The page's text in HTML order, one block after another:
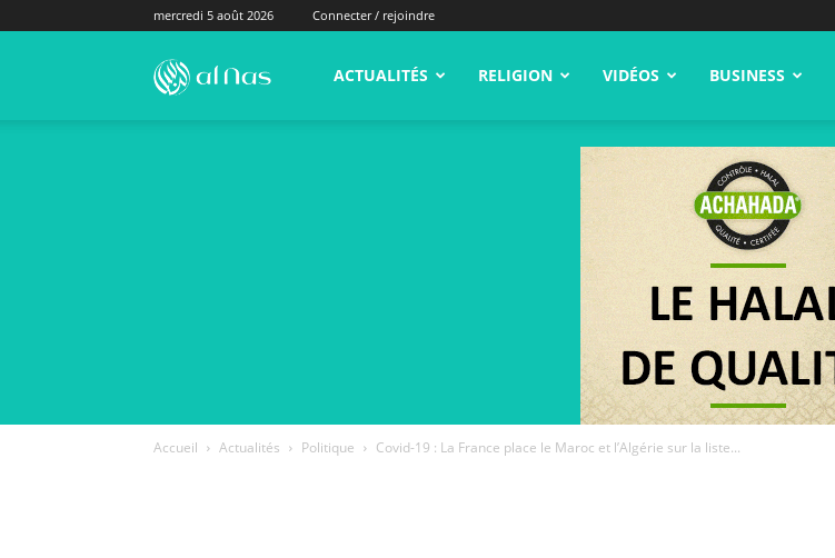
mercredi 5 août 2026 Connecter / rejoindre
alNas.fr ACTUALITÉS RELIGION VIDÉOS BUSINESS
Accueil Actualités Politique Covid-19 : La France place le Maroc et l’Algérie sur la liste...